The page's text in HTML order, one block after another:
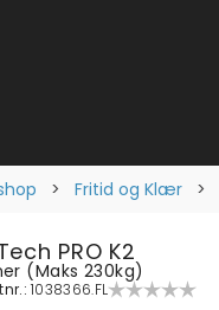
> Fritid og Klær >
PRO K2
(Maks 230kg)
1038366.FL